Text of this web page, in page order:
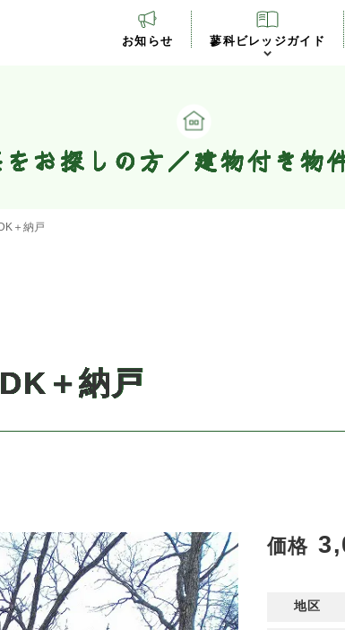
お知らせ 蓼科ビレッジガイド
お探しの方／建物付き物
＋納戸
＋納戸
価格
地区